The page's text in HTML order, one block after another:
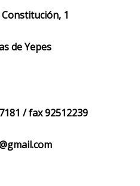
Constitución, 1
de Yepes
/ fax 92512239